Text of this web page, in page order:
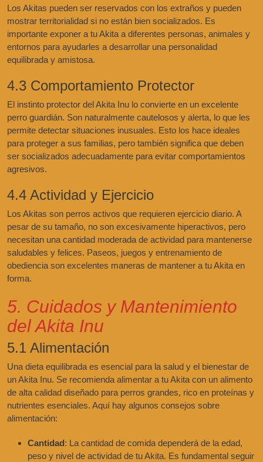
Los Akitas pueden ser reservados con los extraños y pueden
mostrar territorialidad si no están bien socializados. Es
importante exponer a tu Akita a diferentes personas, animales y
entornos para ayudarles a desarrollar una personalidad
equilibrada y amistosa.
4.3 Comportamiento Protector
El instinto protector del Akita Inu lo convierte en un excelente
perro guardián. Son naturalmente cautelosos y alerta, lo que les
permite detectar situaciones inusuales. Esto los hace ideales
para proteger a sus familias, pero también significa que deben
ser socializados adecuadamente para evitar comportamientos
agresivos.
4.4 Actividad y Ejercicio
Los Akitas son perros activos que requieren ejercicio diario. A
pesar de su tamaño, no son excesivamente hiperactivos, pero
necesitan una cantidad moderada de actividad para mantenerse
saludables y felices. Paseos, juegos y entrenamiento de
obediencia son excelentes maneras de mantener a tu Akita en
forma.
5. Cuidados y Mantenimiento
del Akita Inu
5.1 Alimentación
Una dieta equilibrada es esencial para la salud y el bienestar de
un Akita Inu. Se recomienda alimentar a tu Akita con un alimento
de alta calidad diseñado para perros grandes, rico en proteínas y
nutrientes esenciales. Aquí hay algunos consejos sobre
alimentación:
Cantidad: La cantidad de comida dependerá de la edad,
peso y nivel de actividad de tu Akita. Es fundamental seguir